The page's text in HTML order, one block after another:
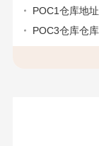
POC1仓库地
POC3仓库仓